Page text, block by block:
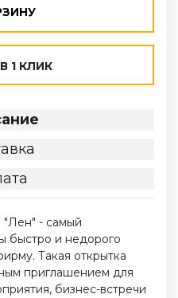
1 КЛИК
"Лен" - самый
быстро и недорого
Такая открытка
приглашением для
бизнес-встречи